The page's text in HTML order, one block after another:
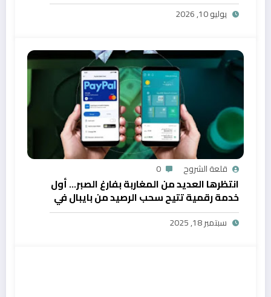
يوليو 10, 2026
قلعة الشروح 0
انتظرها العديد من المغاربة بفارغ الصبر… أول
خدمة رقمية تتيح سحب الرصيد من بايبال في
المغرب
سبتمبر 18, 2025